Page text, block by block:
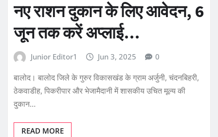
नए राशन दुकान के लिए आवेदन, 6
जून तक करें अप्लाई…
Junior Editor1 Jun 3, 2025 0
बालोद। बालोद जिले के गुरुर विकासखंड के ग्राम अर्जुनी, चंदनबिहरी,
ठेकवाडीह, पिकरीपार और भेजामैदानी में शासकीय उचित मूल्य की
दुकान…
READ MORE